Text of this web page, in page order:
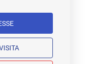
VISITA